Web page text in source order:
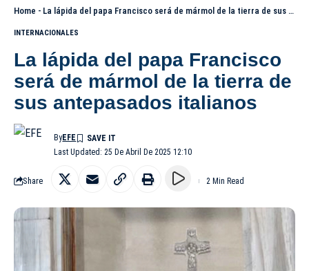
Home - La lápida del papa Francisco será de mármol de la tierra de sus antepasados italianos
INTERNACIONALES
La lápida del papa Francisco
será de mármol de la tierra de
sus antepasados italianos
Last Updated: 25 De Abril De 2025 12:10
ByEFE
Share 2 Min Read